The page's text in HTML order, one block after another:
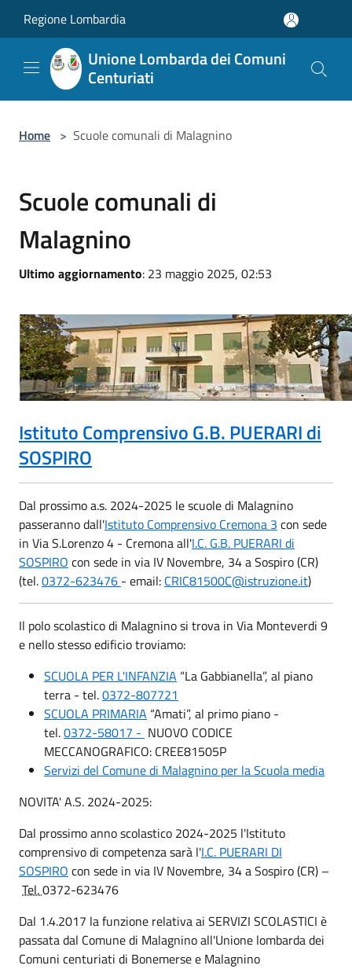
Regione Lombardia
Unione Lombarda dei Comuni
Centuriati
Home > Scuole comunali di Malagnino
Scuole comunali di
Malagnino
Ultimo aggiornamento: 23 maggio 2025, 02:53
Istituto Comprensivo G.B. PUERARI di
SOSPIRO
Dal prossimo a.s. 2024-2025 le scuole di Malagnino
passeranno dall'Istituto Comprensivo Cremona 3 con sede
in Via S.Lorenzo 4 - Cremona all'I.C. G.B. PUERARI di
SOSPIRO con sede in via IV Novembre, 34 a Sospiro (CR)
(tel.0372-623476 - email: CRIC81500C@istruzione.it)
Il polo scolastico di Malagnino si trova in Via Monteverdi 9
e nello stesso edificio troviamo:
SCUOLA PER L'INFANZIA “La Gabbianella”, al piano
terra - tel.0372-807721
SCUOLA PRIMARIA “Amati”, al primo piano -
tel.0372-58017 - NUOVO CODICE
MECCANOGRAFICO: CREE81505P
Servizi del Comune di Malagnino per la Scuola media
NOVITA' A.S. 2024-2025:
Dal prossimo anno scolastico 2024-2025 l'Istituto
comprensivo di competenza sarà l'I.C. PUERARI DI
SOSPIRO con sede in via IV Novembre, 34 a Sospiro (CR) –
Tel.0372-623476
Dal 1.4.2017 la funzione relativa ai SERVIZI SCOLASTICI è
passata dal Comune di Malagnino all'Unione lombarda dei
Comuni centuriati di Bonemerse e Malagnino